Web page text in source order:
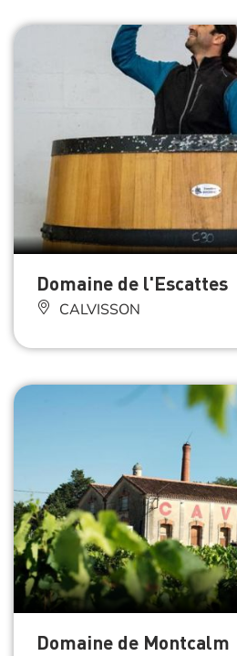
Domaine de l'Escattes
CALVISSON
Domaine de Montcalm